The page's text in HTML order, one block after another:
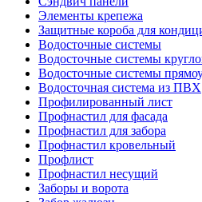
Элементы крепежа
Защитные короба для
Водосточные системы
Водосточные системы
Водосточные системы
Водосточная система из ПВХ
Профилированный лист
Профнастил для фасада
Профнастил для забора
Профнастил кровельный
Профлист
Профнастил несущий
Заборы и ворота